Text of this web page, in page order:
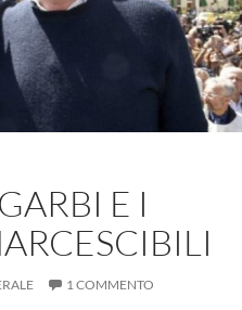
E I
1 COMMENTO